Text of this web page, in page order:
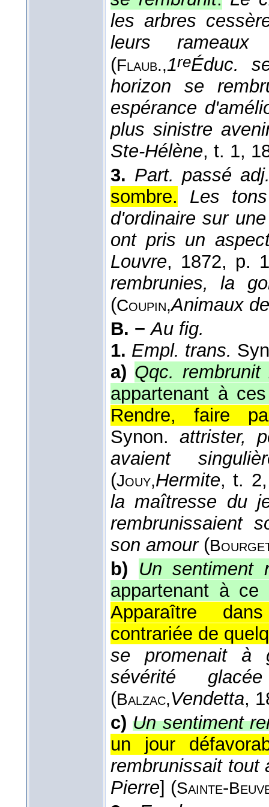
les arbres
leurs
(Flaub.,1reÉduc.
horizon se
espérance
plus sinistre
Ste-Hélène, t. 1,
3. Part. passé
sombre.
Les tons
d'ordinaire sur
ont pris un
Louvre, 1872, p.
rembrunies, la
(Coupin,Animaux
B. − Au fig.
1. Empl. trans.
a) Qqc.
appartenant à
Rendre, faire
Synon.attrister,
avaient
(Jouy,Hermite, t. 2
la maîtresse du
rembrunissaient
son amour(
b) Un sentiment
appartenant à
Apparaître
contrariée de
se promenait à
sévérité
(Balzac,Vendetta,
c) Un sentiment
un jour
rembrunissait tout
Pierre] (Sainte-